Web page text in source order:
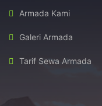
Armada Kami
Galeri Armada
Tarif Sewa Armada